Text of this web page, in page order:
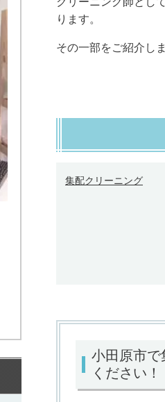
ります。
その一部をご紹介しま
集配クリーニング
小田原市で
ください！